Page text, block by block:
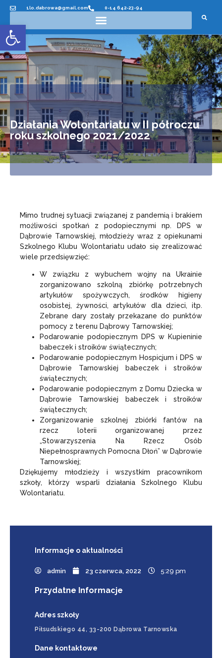
Otwórz pasek narzędzi
1lo.dabrowa@gmail.com 0-14 642-23-94
Działania Wolontariatu w II półroczu
roku szkolnego 2021/2022
Mimo trudnej sytuacji związanej z pandemią i brakiem
możliwości spotkań z podopiecznymi np. DPS w
Dąbrowie Tarnowskiej, młodzieży wraz z opiekunami
Szkolnego Klubu Wolontariatu udało się zrealizować
wiele przedsięwzięć:
W związku z wybuchem wojny na Ukrainie
zorganizowano szkolną zbiórkę potrzebnych
artykułów spożywczych, środków higieny
osobistej, żywności, artykułów dla dzieci, itp.
Zebrane dary zostały przekazane do punktów
pomocy z terenu Dąbrowy Tarnowskiej;
Podarowanie podopiecznym DPS w Kupieninie
babeczek i stroików świątecznych;
Podarowanie podopiecznym Hospicjum i DPS w
Dąbrowie Tarnowskiej babeczek i stroików
świątecznych;
Podarowanie podopiecznym z Domu Dziecka w
Dąbrowie Tarnowskiej babeczek i stroików
świątecznych;
Zorganizowanie szkolnej zbiórki fantów na
rzecz loterii organizowanej przez
„Stowarzyszenia Na Rzecz Osób
Niepełnosprawnych Pomocna Dłoń” w Dąbrowie
Tarnowskiej;
Dziękujemy młodzieży i wszystkim pracownikom
szkoły, którzy wsparli działania Szkolnego Klubu
Wolontariatu.
Informacje o aktualności
admin 23 czerwca, 2022 5:29 pm
Przydatne Informacje
Adres szkoły
Piłsudskiego 44, 33-200 Dąbrowa Tarnowska
Dane kontaktowe